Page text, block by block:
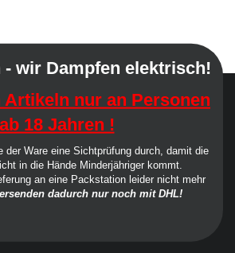
- wir Dampfen elektrisch!
Artikeln nur an Personen
ab 18 Jahren !
der Ware eine Sichtprüfung durch, damit die
in die Hände Minderjähriger kommt.
an eine Packstation leider nicht mehr
dadurch nur noch mit DHL!